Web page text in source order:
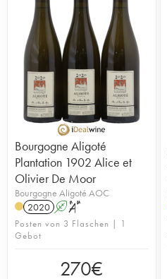
Bourgogne Aligoté
Plantation 1902 Alice et
Olivier De Moor
Bourgogne Aligoté AOC
2020 A S
Posten von 3 Flaschen | 1
Gebot
270€